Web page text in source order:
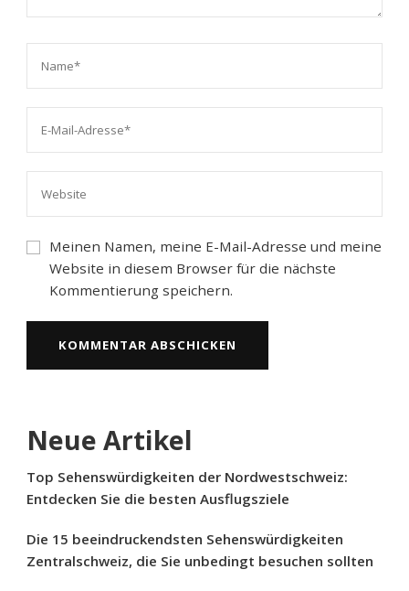
Meinen Namen, meine E-Mail-Adresse und meine
Website in diesem Browser für die nächste
Kommentierung speichern.
Neue Artikel
Top Sehenswürdigkeiten der Nordwestschweiz:
Entdecken Sie die besten Ausflugsziele
Die 15 beeindruckendsten Sehenswürdigkeiten
Zentralschweiz, die Sie unbedingt besuchen sollten